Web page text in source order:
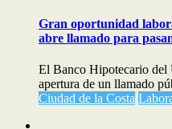
Gran oportunidad
abre llamado para
El Banco Hipotecario
apertura de un llamado
Ciudad de la Costa